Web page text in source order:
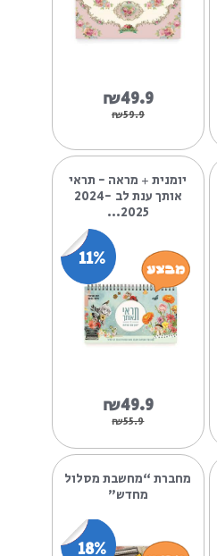
יומן שבועי תשפ"ה –
מיכל נגרין – קטן דורנת
17%
₪59.9
יומנית + מראה - תראי
אותך ענת לב 2024-